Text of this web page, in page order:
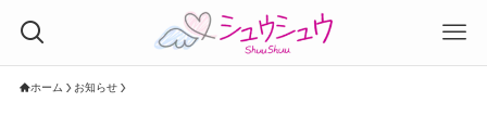
ホーム お知らせ